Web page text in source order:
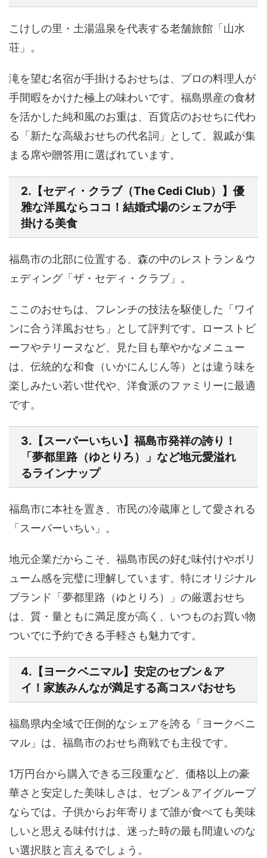
こけしの里・土湯温泉を代表する老舗旅館「山水
荘」。
滝を望む名宿が手掛けるおせちは、プロの料理人が
手間暇をかけた極上の味わいです。 福島県産の食材
を活かした純和風のお重は、百貨店のおせちに代わ
る「新たな高級おせちの代名詞」として、親戚が集
まる席や贈答用に選ばれています。
2.【セディ・クラブ（The Cedi Club）】優
雅な洋風ならココ！結婚式場のシェフが手
掛ける美食
福島市の北部に位置する、森の中のレストラン＆ウ
ェディング「ザ・セディ・クラブ」。
ここのおせちは、フレンチの技法を駆使した 「ワイ
ンに合う洋風おせち」として評判 です。ローストビ
ーフやテリーヌなど、見た目も華やかなメニュー
は、伝統的な和食（いかにんじん等）とは違う味を
楽しみたい若い世代や、洋食派のファミリーに最適
です。
3.【スーパーいちい】福島市発祥の誇り！
「夢都里路（ゆとりろ）」など地元愛溢れ
るラインナップ
福島市に本社を置き、市民の冷蔵庫として愛される
「スーパーいちい」。
地元企業だからこそ、 福島市民の好む味付けやボリ
ューム感を完璧に理解しています。特にオリジナル
ブランド「夢都里路（ゆとりろ）」の厳選おせち
は、質・量ともに満足度が高く、いつものお買い物
ついでに予約できる手軽さも魅力です。
4.【ヨークベニマル】安定のセブン＆ア
イ！家族みんなが満足する高コスパおせち
福島県内全域で圧倒的なシェアを誇る「ヨークベニ
マル」は、福島市のおせち商戦でも主役です。
1万円台から購入できる三段重など、 価格以上の豪
華さと安定した美味しさ は、セブン＆アイグループ
ならでは。子供からお年寄りまで誰が食べても美味
しいと思える味付けは、迷った時の最も間違いのな
い選択肢と言えるでしょう。